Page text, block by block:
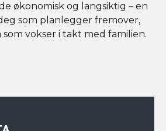
økonomisk og langsiktig – en
som planlegger fremover,
vokser i takt med familien.